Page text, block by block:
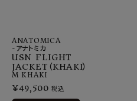
ANATOMICA
-アナトミカ
USN FLIGHT
JACKET（KHAKI）
M KHAKI
¥49,500 税込